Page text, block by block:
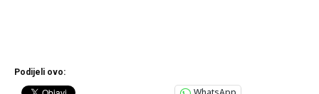
Podijeli ovo: